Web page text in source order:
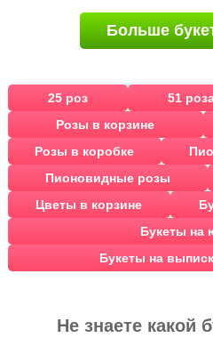
Больше
25 роз 51
Розы в корзине
Розы в коробке
Пионовидные розы
Цветы в корзине
Букеты на
Букеты на
Не знаете какой